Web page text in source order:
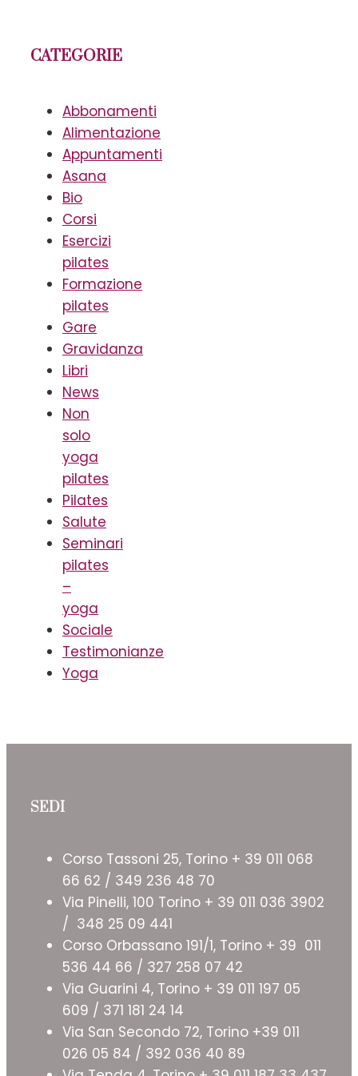
CATEGORIE
Abbonamenti
Alimentazione
Appuntamenti
Asana
Bio
Corsi
Esercizi
pilates
Formazione
pilates
Gare
Gravidanza
Libri
News
Non
solo
yoga
pilates
Pilates
Salute
Seminari
pilates
–
yoga
Sociale
Testimonianze
Yoga
SEDI
Corso Tassoni 25, Torino + 39 011 068
66 62 / 349 236 48 70
Via Pinelli, 100 Torino + 39 011 036 3902
/ 348 25 09 441
Corso Orbassano 191/1, Torino + 39 011
536 44 66 / 327 258 07 42
Via Guarini 4, Torino + 39 011 197 05
609 / 371 181 24 14
Via San Secondo 72, Torino +39 011
026 05 84 / 392 036 40 89